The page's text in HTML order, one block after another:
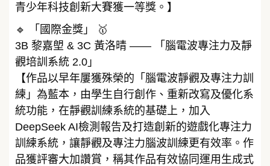
青少年科技創新大賽獲一等獎。】
🔹 「國際金獎」 🥇
3B 黎嘉塱 & 3C 黃洛晴 —— 「腦電波專注力及靜
觀培訓系統 2.0」
【作品以早年屢獲殊榮的「腦電波靜觀及專注力訓
練」為藍本，由學生自行創作、重新改寫及優化系
統功能，在靜觀訓練系統的基礎上，加入
DeepSeek AI檢測報告及打造創新的遊戲化專注力
訓練系統，讓靜觀及專注力腦波訓練更有效率。作
品獲評審大加讚賞，稱其作品有效協同運用生成式